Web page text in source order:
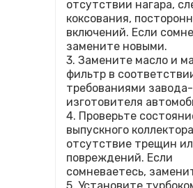
отсутствии нагара,
коксования,
включений. Если
замените новыми.
3. Замените масло и
фильтр в
требованиями завода-
изготовителя
4. Проверьте
выпускного
отсутствие трещин
повреждений. Если
сомневаетесь,